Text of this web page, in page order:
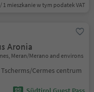
1 mieszkanie w tym podatek VAT
Aronia
Meran/Merano and environs
Cermes centrum